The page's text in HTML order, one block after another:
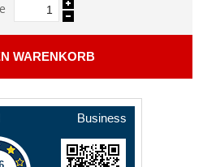
WARENKORB